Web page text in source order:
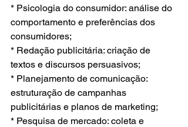
* Psicologia do consumidor: análise do
comportamento e preferências dos
consumidores;
* Redação publicitária: criação de
textos e discursos persuasivos;
* Planejamento de comunicação:
estruturação de campanhas
publicitárias e planos de marketing;
* Pesquisa de mercado: coleta e